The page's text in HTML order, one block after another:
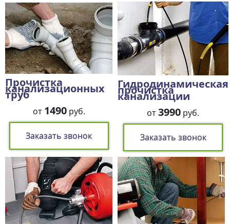
Прочистка
канализационных
труб
от 1490руб.
Заказать звонок
Гидродинамическая
прочистка
канализации
от3990 руб.
Заказать звонок